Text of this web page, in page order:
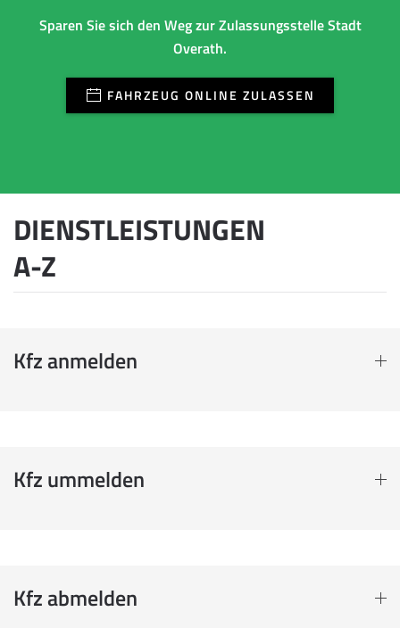
Sparen Sie sich den Weg zur Zulassungsstelle Stadt
Overath.
FAHRZEUG ONLINE ZULASSEN
DIENSTLEISTUNGEN
A-Z
Kfz anmelden
Kfz ummelden
Kfz abmelden